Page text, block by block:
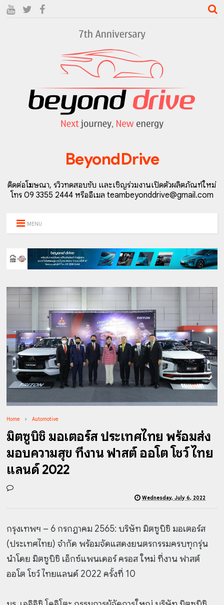
BeyondDrive
ติดต่อโฆษณา, รีวิวทดสอบขับ และเชิญร่วมงานเปิดตัวผลิตภัณฑ์ใหม่
โทร 09 3355 2444 หรืออีเมล teambeyonddrive@gmail.com
MENU
Home Automotive
มิตซูบิชิ มอเตอร์ส ประเทศไทย พร้อมส่ง
มอบความสุข ที่งาน ฟาสต์ ออโต โชว์ ไทย
แลนด์ 2022
Wednesday, July 6, 2022
กรุงเทพฯ – 6 กรกฎาคม 2565: บริษัท มิตซูบิชิ มอเตอร์ส
(ประเทศไทย) จำกัด พร้อมจัดแสดงยนตรกรรมครบทุกรุ่น
นำโดย มิตซูบิชิ เอ็กซ์แพนเดอร์ ครอส ใหม่ ที่งาน ฟาสต์
ออโต โชว์ ไทยแลนด์ 2022 ครั้งที่ 10